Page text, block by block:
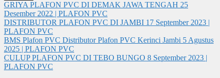
GRIYA PLAFON PVC DI DEMAK JAWA TENGAH 25
Desember 2022 | PLAFON PVC
DISTRIBUTOR PLAFON PVC DI JAMBI 17 September 2023 |
PLAFON PVC
BMS Plafon PVC Distributor Plafon PVC Kerinci Jambi 5 Agustus
2025 | PLAFON PVC
CULUP PLAFON PVC DI TEBO BUNGO 8 September 2023 |
PLAFON PVC